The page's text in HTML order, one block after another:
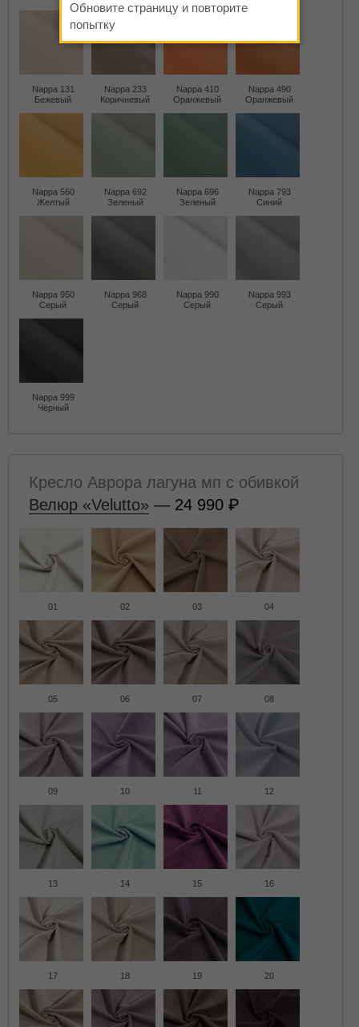
Nappa 131
Бежевый
Nappa 233
Коричневый
Nappa 410
Оранжевый
Nappa 490
Оранжевый
Nappa 560
Желтый
Nappa 692
Зеленый
Nappa 696
Зеленый
Nappa 793
Синий
Nappa 950
Серый
Nappa 968
Серый
Nappa 990
Серый
Nappa 993
Серый
Nappa 999
Чёрный
Кресло Аврора лагуна мп с обивкой
Велюр «Velutto» — 24 990
01 02 03 04
05 06 07 08
09 10 11 12
13 14 15 16
17 18 19 20
Обновите страницу и повторите
попытку